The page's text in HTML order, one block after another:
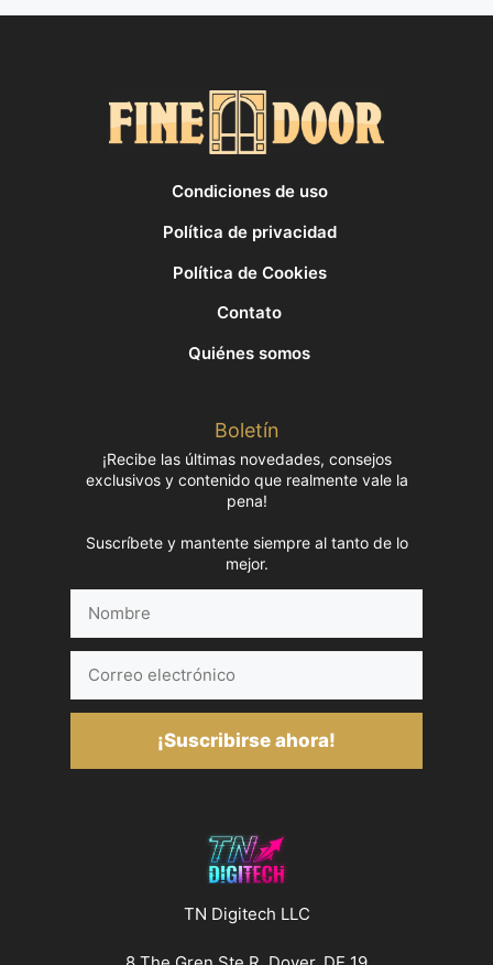
Condiciones de uso
Política de privacidad
Política de Cookies
Contato
Quiénes somos
Boletín
¡Recibe las últimas novedades, consejos
exclusivos y contenido que realmente vale la
pena!
Suscríbete y mantente siempre al tanto de lo
mejor.
electrónico
¡Suscribirse ahora!
TN Digitech LLC